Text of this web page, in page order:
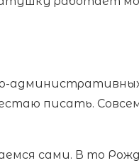
писать.
сами. В то